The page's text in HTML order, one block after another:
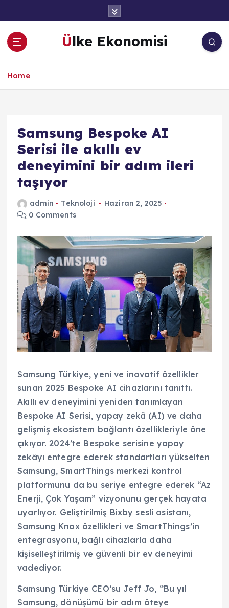
a
Ülke Ekonomisi
Home
Samsung Bespoke AI
Serisi ile akıllı ev
deneyimini bir adım ileri
taşıyor
admin Teknoloji
Haziran 2, 2025
0 Comments
Samsung Türkiye, yeni ve inovatif özellikler
sunan 2025 Bespoke AI cihazlarını tanıttı.
Akıllı ev deneyimini yeniden tanımlayan
Bespoke AI Serisi, yapay zekâ (AI) ve daha
gelişmiş ekosistem bağlantı özellikleriyle öne
çıkıyor. 2024’te Bespoke serisine yapay
zekâyı entegre ederek standartları yükselten
Samsung, SmartThings merkezi kontrol
platformunu da bu seriye entegre ederek “Az
Enerji, Çok Yaşam” vizyonunu gerçek hayata
uyarlıyor. Geliştirilmiş Bixby sesli asistanı,
Samsung Knox özellikleri ve SmartThings’in
entegrasyonu, bağlı cihazlarla daha
kişiselleştirilmiş ve güvenli bir ev deneyimi
vadediyor.
Samsung Türkiye CEO’su Jeff Jo, ‘’Bu yıl
Samsung, dönüşümü bir adım öteye